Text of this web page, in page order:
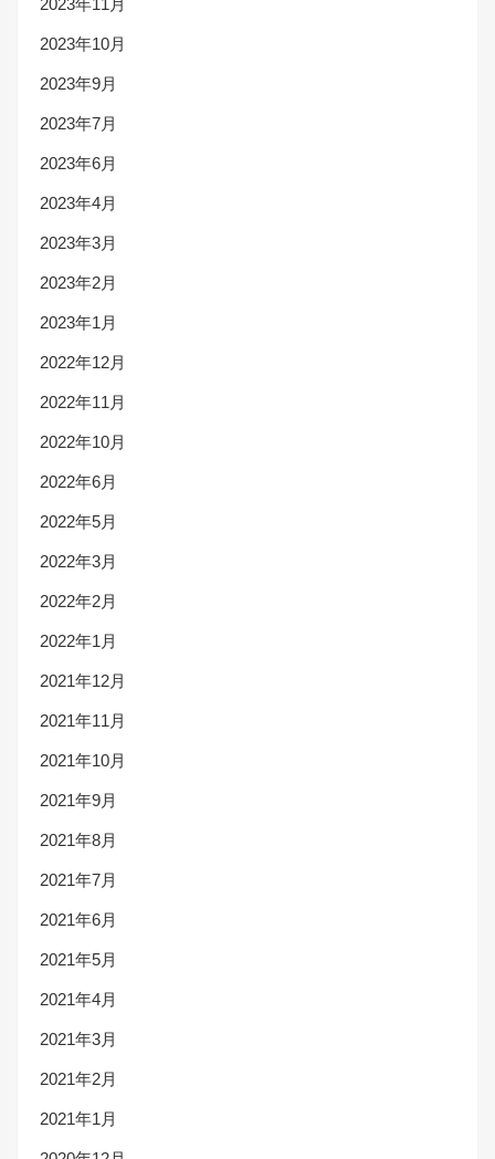
2023年11月
2023年10月
2023年9月
2023年7月
2023年6月
2023年4月
2023年3月
2023年2月
2023年1月
2022年12月
2022年11月
2022年10月
2022年6月
2022年5月
2022年3月
2022年2月
2022年1月
2021年12月
2021年11月
2021年10月
2021年9月
2021年8月
2021年7月
2021年6月
2021年5月
2021年4月
2021年3月
2021年2月
2021年1月